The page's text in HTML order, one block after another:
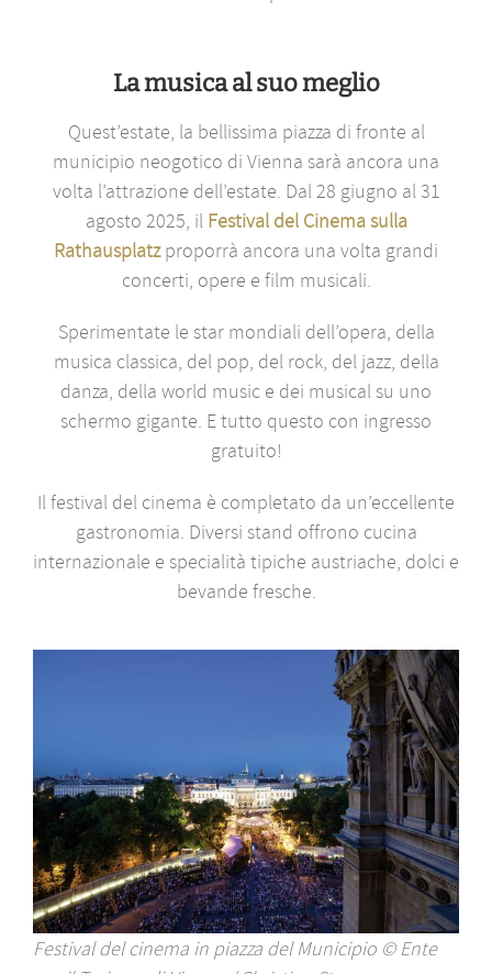
La musica al suo meglio
Quest’estate, la bellissima piazza di fronte al
municipio neogotico di Vienna sarà ancora una
volta l’attrazione dell’estate. Dal 28 giugno al 31
agosto 2025, il Festival del Cinema sulla
Rathausplatzproporrà ancora una volta grandi
concerti, opere e film musicali.
Sperimentate le star mondiali dell’opera, della
musica classica, del pop, del rock, del jazz, della
danza, della world music e dei musical su uno
schermo gigante. E tutto questo con ingresso
gratuito!
Il festival del cinema è completato da un’eccellente
gastronomia. Diversi stand offrono cucina
internazionale e specialità tipiche austriache, dolci e
bevande fresche.
Festival del cinema in piazza del Municipio © Ente